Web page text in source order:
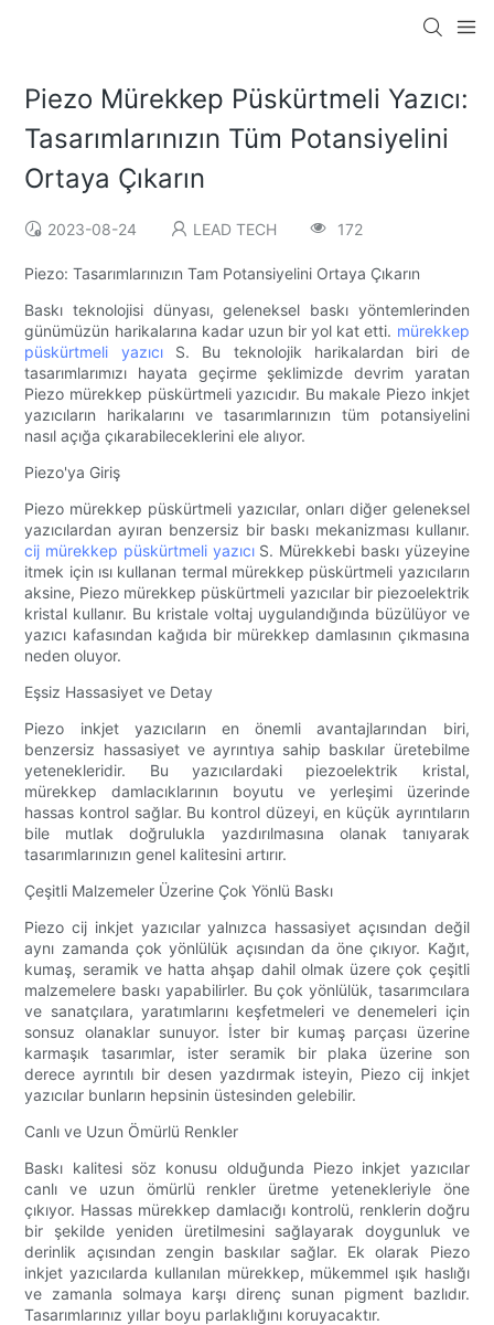
Piezo Mürekkep Püskürtmeli Yazıcı:
Tasarımlarınızın Tüm Potansiyelini
Ortaya Çıkarın
2023-08-24 LEAD TECH 172
Piezo: Tasarımlarınızın Tam Potansiyelini Ortaya Çıkarın
Baskı teknolojisi dünyası, geleneksel baskı yöntemlerinden
günümüzün harikalarına kadar uzun bir yol kat etti. mürekkep
püskürtmeli yazıcı S. Bu teknolojik harikalardan biri de
tasarımlarımızı hayata geçirme şeklimizde devrim yaratan
Piezo mürekkep püskürtmeli yazıcıdır. Bu makale Piezo inkjet
yazıcıların harikalarını ve tasarımlarınızın tüm potansiyelini
nasıl açığa çıkarabileceklerini ele alıyor.
Piezo'ya Giriş
Piezo mürekkep püskürtmeli yazıcılar, onları diğer geleneksel
yazıcılardan ayıran benzersiz bir baskı mekanizması kullanır.
cij mürekkep püskürtmeli yazıcı S. Mürekkebi baskı yüzeyine
itmek için ısı kullanan termal mürekkep püskürtmeli yazıcıların
aksine, Piezo mürekkep püskürtmeli yazıcılar bir piezoelektrik
kristal kullanır. Bu kristale voltaj uygulandığında büzülüyor ve
yazıcı kafasından kağıda bir mürekkep damlasının çıkmasına
neden oluyor.
Eşsiz Hassasiyet ve Detay
Piezo inkjet yazıcıların en önemli avantajlarından biri,
benzersiz hassasiyet ve ayrıntıya sahip baskılar üretebilme
yetenekleridir. Bu yazıcılardaki piezoelektrik kristal,
mürekkep damlacıklarının boyutu ve yerleşimi üzerinde
hassas kontrol sağlar. Bu kontrol düzeyi, en küçük ayrıntıların
bile mutlak doğrulukla yazdırılmasına olanak tanıyarak
tasarımlarınızın genel kalitesini artırır.
Çeşitli Malzemeler Üzerine Çok Yönlü Baskı
Piezo cij inkjet yazıcılar yalnızca hassasiyet açısından değil
aynı zamanda çok yönlülük açısından da öne çıkıyor. Kağıt,
kumaş, seramik ve hatta ahşap dahil olmak üzere çok çeşitli
malzemelere baskı yapabilirler. Bu çok yönlülük, tasarımcılara
ve sanatçılara, yaratımlarını keşfetmeleri ve denemeleri için
sonsuz olanaklar sunuyor. İster bir kumaş parçası üzerine
karmaşık tasarımlar, ister seramik bir plaka üzerine son
derece ayrıntılı bir desen yazdırmak isteyin, Piezo cij inkjet
yazıcılar bunların hepsinin üstesinden gelebilir.
Canlı ve Uzun Ömürlü Renkler
Baskı kalitesi söz konusu olduğunda Piezo inkjet yazıcılar
canlı ve uzun ömürlü renkler üretme yetenekleriyle öne
çıkıyor. Hassas mürekkep damlacığı kontrolü, renklerin doğru
bir şekilde yeniden üretilmesini sağlayarak doygunluk ve
derinlik açısından zengin baskılar sağlar. Ek olarak Piezo
inkjet yazıcılarda kullanılan mürekkep, mükemmel ışık haslığı
ve zamanla solmaya karşı direnç sunan pigment bazlıdır.
Tasarımlarınız yıllar boyu parlaklığını koruyacaktır.